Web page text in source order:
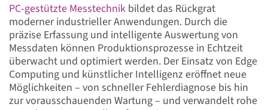
PC-gestützte Messtechnik bildet das Rückgrat
moderner industrieller Anwendungen. Durch die
präzise Erfassung und intelligente Auswertung von
Messdaten können Produktionsprozesse in Echtzeit
überwacht und optimiert werden. Der Einsatz von Edge
Computing und künstlicher Intelligenz eröffnet neue
Möglichkeiten – von schneller Fehlerdiagnose bis hin
zur vorausschauenden Wartung – und verwandelt rohe